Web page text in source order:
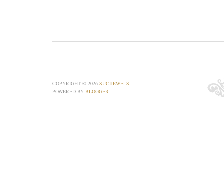
COPYRIGHT © 2026 SUCIJEWELS
POWERED BY BLOGGER